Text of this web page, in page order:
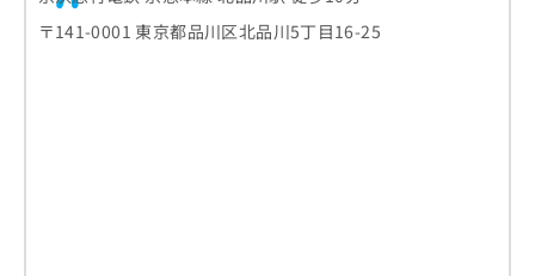
〒141-0001 東京都品川区北品川5丁目16-25